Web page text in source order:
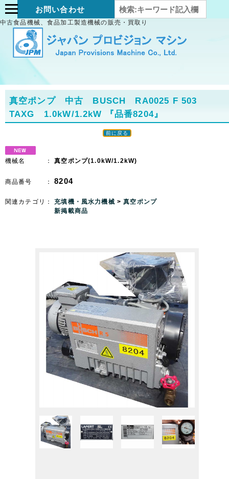
お問い合わせ
中古食品機械、食品加工製造機械の販売・買取り
真空ポンプ 中古 BUSCH RA0025 F 503
TAXG 1.0kW/1.2kW
『品番8204』
前に戻る
機械名 ：真空ポンプ(1.0kW/1.2kW)
商品番号 ：8204
関連カテゴリ：充填機・風水力機械 >真空ポンプ
新掲載商品